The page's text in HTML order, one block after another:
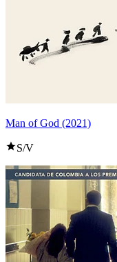
Man of God (2021)
S/V